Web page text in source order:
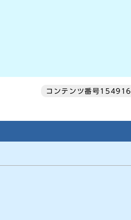
コンテンツ番号154916